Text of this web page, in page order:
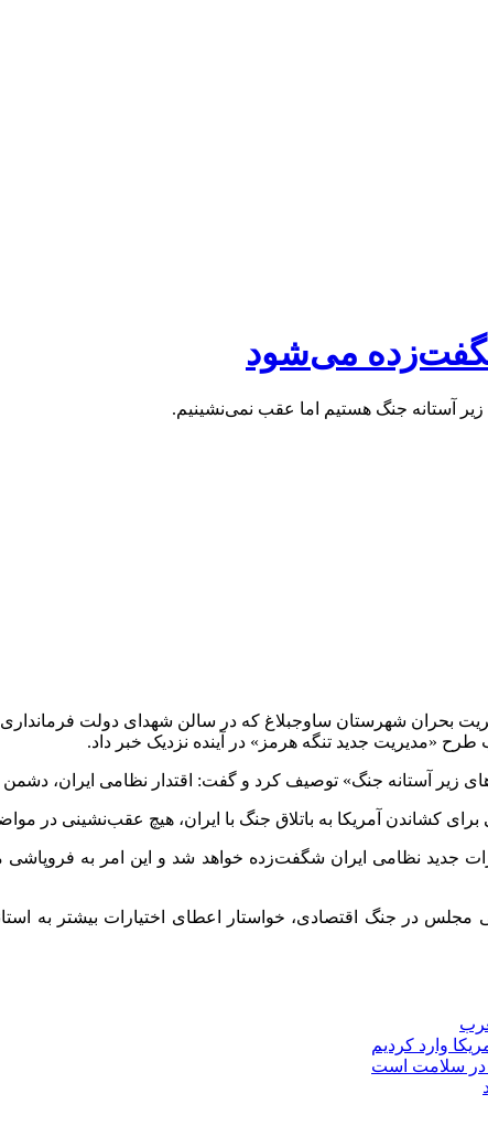
می‌شود
آستانه جنگ هستیم اما عقب نمی‌نشینیم.
بحران شهرستان ساوجبلاغ که در سالن شهدای دولت فرمانداری
«مدیریت جدید تنگه هرمز» در آینده نزدیک خبر داد.
زیر آستانه جنگ» توصیف کرد و گفت: اقتدار نظامی ایران،
کشاندن آمریکا به باتلاق جنگ با ایران، هیچ عقب‌نشینی در
جدید نظامی ایران شگفت‌زده خواهد شد و این امر به فروپاشی
در جنگ اقتصادی، خواستار اعطای اختیارات بیشتر به
در سلامت است